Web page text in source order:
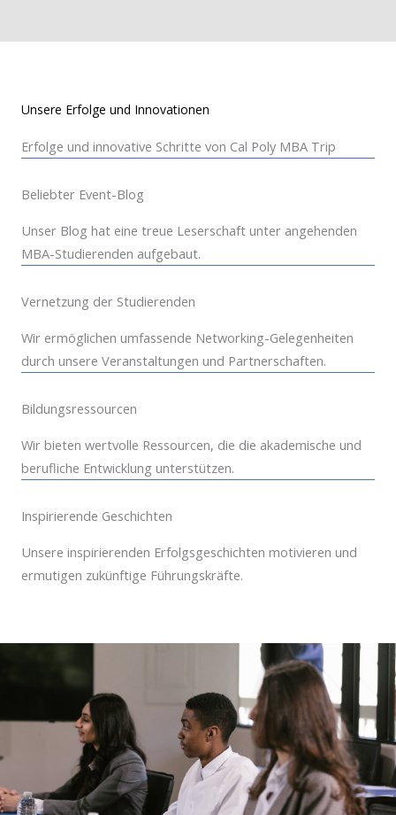
Unsere Erfolge und Innovationen
Erfolge und innovative Schritte von Cal Poly MBA Trip
Beliebter Event-Blog
Unser Blog hat eine treue Leserschaft unter angehenden
MBA-Studierenden aufgebaut.
Vernetzung der Studierenden
Wir ermöglichen umfassende Networking-Gelegenheiten
durch unsere Veranstaltungen und Partnerschaften.
Bildungsressourcen
Wir bieten wertvolle Ressourcen, die die akademische und
berufliche Entwicklung unterstützen.
Inspirierende Geschichten
Unsere inspirierenden Erfolgsgeschichten motivieren und
ermutigen zukünftige Führungskräfte.